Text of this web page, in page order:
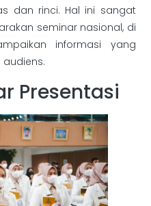
dan rinci. Hal ini sangat
seminar nasional, di
informasi yang
Presentasi